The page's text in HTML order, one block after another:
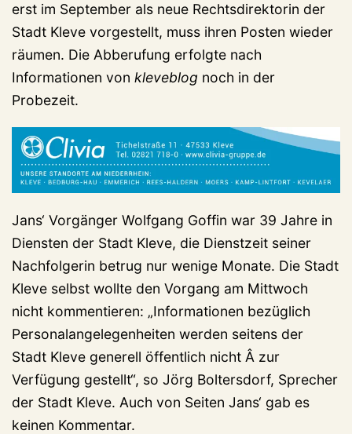
erst im September als neue Rechtsdirektorin der
Stadt Kleve vorgestellt, muss ihren Posten wieder
räumen. Die Abberufung erfolgte nach
Informationen von kleveblog noch in der
Probezeit.
Jans‘ Vorgänger Wolfgang Goffin war 39 Jahre in
Diensten der Stadt Kleve, die Dienstzeit seiner
Nachfolgerin betrug nur wenige Monate. Die Stadt
Kleve selbst wollte den Vorgang am Mittwoch
nicht kommentieren: „Informationen bezüglich
Personalangelegenheiten werden seitens der
Stadt Kleve generell öffentlich nicht Â zur
Verfügung gestellt“, so Jörg Boltersdorf, Sprecher
der Stadt Kleve. Auch von Seiten Jans‘ gab es
keinen Kommentar.